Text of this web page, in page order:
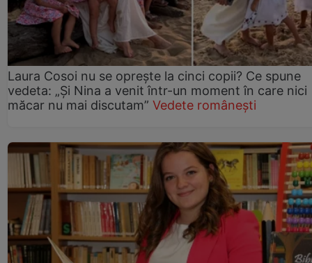
Laura Cosoi nu se oprește la cinci copii? Ce spune
vedeta: „Și Nina a venit într-un moment în care nici
măcar nu mai discutam” Vedete românești